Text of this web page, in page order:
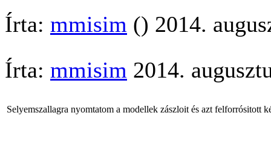
Írta: mmisim () 2014.
Írta: mmisim 2014.
Selyemszallagra nyomtatom a modellek zászloit és azt felforrósitott